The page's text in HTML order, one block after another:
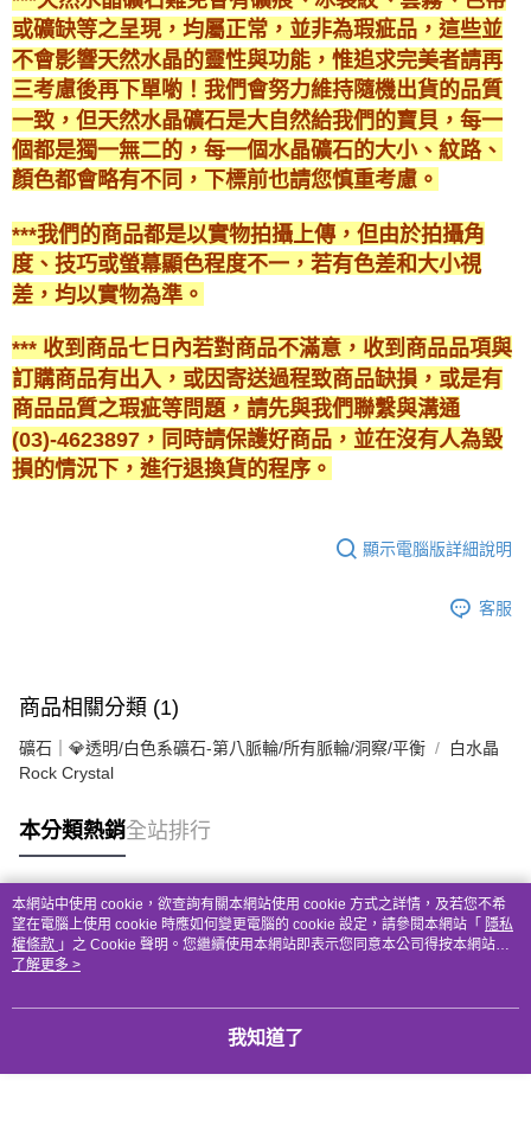
或礦缺等之呈現，均屬正常，並非為瑕疵品，這些並
不會影響天然水晶的靈性與功能，惟追求完美者請再
三考慮後再下單喲！我們會努力維持隨機出貨的品質
一致，但天然水晶礦石是大自然給我們的寶貝，每一
個都是獨一無二的，每一個水晶礦石的大小、紋路、
顏色都會略有不同，下標前也請您慎重考慮。
***我們的商品都是以實物拍攝上傳，但由於拍攝角
度、技巧或螢幕顯色程度不一，若有色差和大小視
差，均以實物為準。
*** 收到商品七日內若對商品不滿意，收到商品品項與
訂購商品有出入，或因寄送過程致商品缺損，或是有
商品品質之瑕疵等問題，請先與我們聯繫與溝通
(03)-4623897，同時請保護好商品，並在沒有人為毀
損的情況下，進行退換貨的程序。
顯示電腦版詳細說明
客服
商品相關分類 (1)
礦石｜💎透明/白色系礦石-第八脈輪/所有脈輪/洞察/平衡
白水晶
Rock Crystal
本分類熱銷全站排行
熱門標籤
本網站中使用 cookie，欲查詢有關本網站使用 cookie 方式之詳情，及若您不希
望在電腦上使用 cookie 時應如何變更電腦的 cookie 設定，請參閱本網站「 隱私
權條款 」之 Cookie 聲明。您繼續使用本網站即表示您同意本公司得按本網站使
用條款之 Cookie 聲明使用 cookie。
了解更多 >
我知道了